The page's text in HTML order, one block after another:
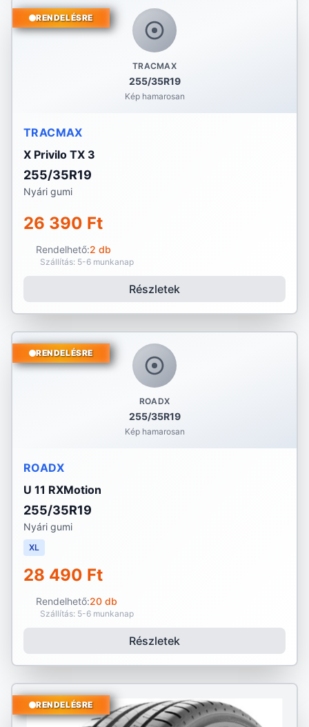
TRACMAX
255/35R19
Kép hamarosan
RENDELÉSRE
TRACMAX
X Privilo TX 3
255/35R19
Nyári gumi
26 390 Ft
Rendelhető:2 db
Szállítás: 5-6 munkanap
Részletek
ROADX
255/35R19
Kép hamarosan
RENDELÉSRE
ROADX
U 11 RXMotion
255/35R19
Nyári gumi
XL
28 490 Ft
Rendelhető:20 db
Szállítás: 5-6 munkanap
Részletek
RENDELÉSRE